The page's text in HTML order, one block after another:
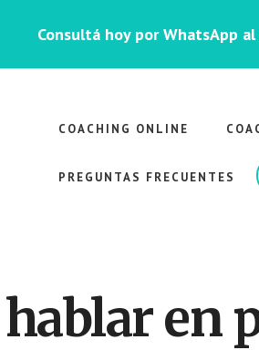
Consultá hoy por WhatsApp al
COACHING ONLINE
PREGUNTAS FRECUENTES
hablar en